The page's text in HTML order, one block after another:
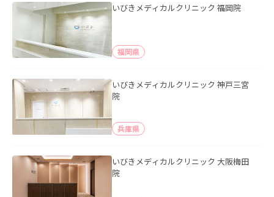
いびきメディカルクリニック 福岡院
福岡県
いびきメディカルクリニック 神戸三宮
院
兵庫県
いびきメディカルクリニック 大阪梅田
院